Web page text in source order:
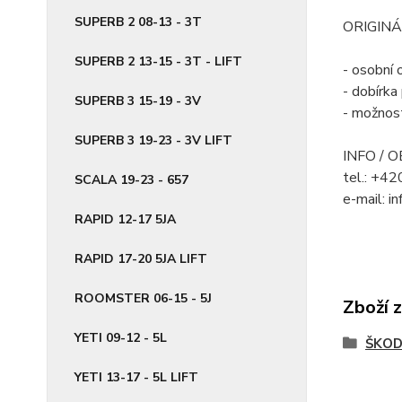
SUPERB 2 08-13 - 3T
SUPERB 2 13-15 - 3T - LIFT
SUPERB 3 15-19 - 3V
SUPERB 3 19-23 - 3V LIFT
SCALA 19-23 - 657
RAPID 12-17 5JA
RAPID 17-20 5JA LIFT
ROOMSTER 06-15 - 5J
YETI 09-12 - 5L
YETI 13-17 - 5L LIFT
- osobní
-
-
INFO /
tel.:
e-mail:
Zboží